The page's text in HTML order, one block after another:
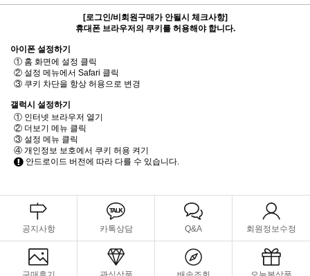
[로그인/비회원구매가 안될시 체크사항]
휴대폰 브라우저의 쿠키를 허용해야 합니다.
아이폰 설정하기
① 홈 화면에 설정 클릭
② 설정 메뉴에서 Safari 클릭
③ 쿠키 차단을 항상 허용으로 변경
갤럭시 설정하기
① 인터넷 브라우저 열기
② 더보기 메뉴 클릭
③ 설정 메뉴 클릭
④ 개인정보 보호에서 쿠키 허용 켜기
안드로이드 버전에 따라 다를 수 있습니다.
공지사항 카톡상담 Q&A 회원정보수정